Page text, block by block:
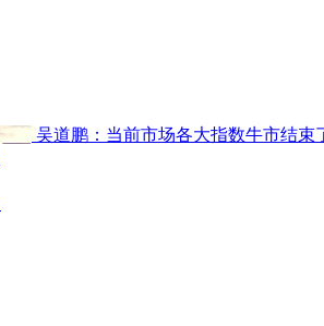
吴道鹏：当前市场各大指数牛市结束